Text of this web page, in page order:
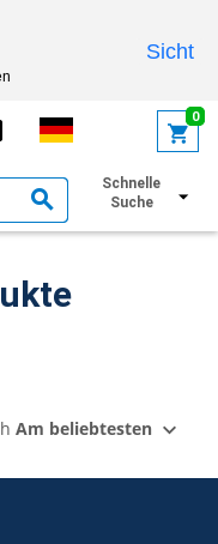
Sicht
0
Schnelle
Suche
Am beliebtesten